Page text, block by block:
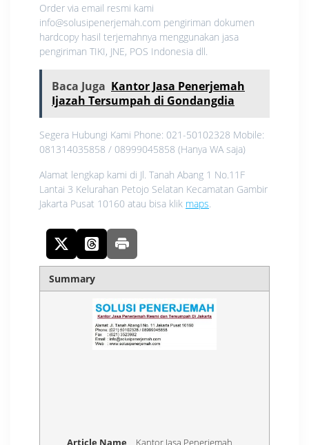
Order via email resmi kami
info@solusipenerjemah.com pengiriman dokumen
hardcopy hasil terjemahnya menggunakan jasa
pengiriman TIKI, JNE, POS Indonesia dll.
Baca Juga Kantor Jasa Penerjemah
Ijazah Tersumpah di Gondangdia
Segera Hubungi Kami Phone: 021-50102328 Mobile:
081314035858 / 08999045858 (Hanya WA saja)
Alamat lengkap kami di Jl. Tanah Abang 1 No.11F
Lantai 3 Kelurahan Petojo Selatan Kecamatan Gambir
Jakarta Pusat 10160 atau bisa klik maps.
Summary
Article Name Kantor Jasa Penerjemah